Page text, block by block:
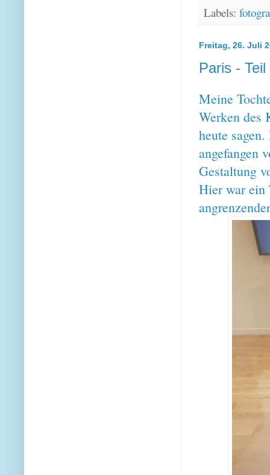
Labels:
Freitag, 26. Juli
Paris -
Meine
Werken
heute
angefangen
Gestaltung
Hier war ein